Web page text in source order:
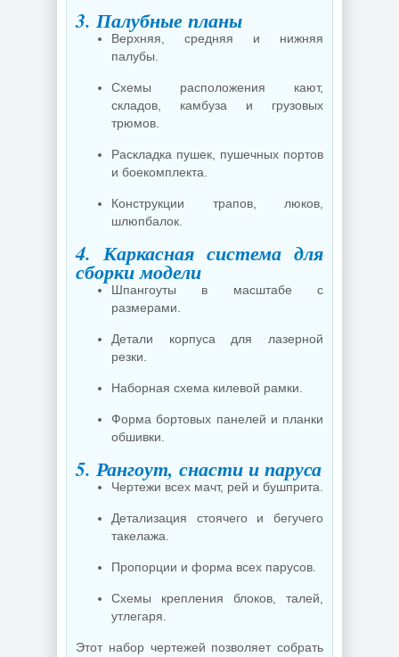
3. Палубные планы
Верхняя, средняя и нижняя
палубы.
Схемы расположения кают,
складов, камбуза и грузовых
трюмов.
Раскладка пушек, пушечных портов
и боекомплекта.
Конструкции трапов, люков,
шлюпбалок.
4. Каркасная система для
сборки модели
Шпангоуты в масштабе с
размерами.
Детали корпуса для лазерной
резки.
Наборная схема килевой рамки.
Форма бортовых панелей и планки
обшивки.
5. Рангоут, снасти и паруса
Чертежи всех мачт, рей и бушприта.
Детализация стоячего и бегучего
такелажа.
Пропорции и форма всех парусов.
Схемы крепления блоков, талей,
утлегаря.
Этот набор чертежей позволяет собрать